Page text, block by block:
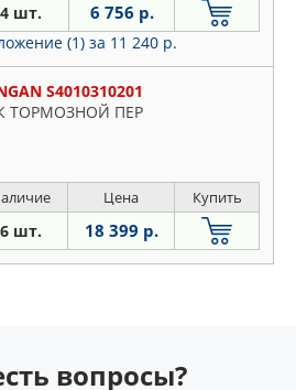
4 шт. 6 756 р.
(1) за 11 240 р.
S4010310201
ТОРМОЗНОЙ ПЕР
Цена Купить
6 шт. 18 399 р.
вопросы?